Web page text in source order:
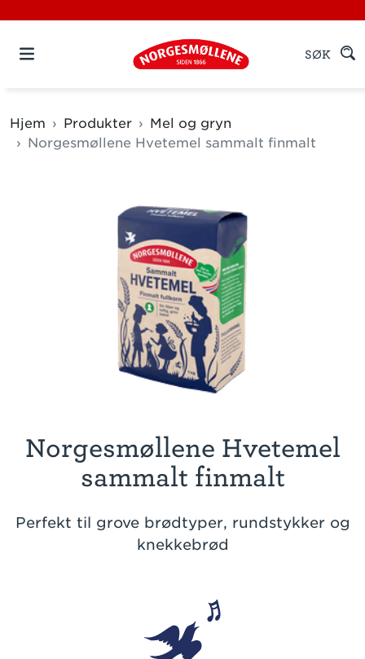
SØK
Hjem Produkter
Mel og gryn
Norgesmøllene Hvetemel sammalt finmalt
Norgesmøllene Hvetemel
sammalt finmalt
Perfekt til grove brødtyper, rundstykker og
knekkebrød